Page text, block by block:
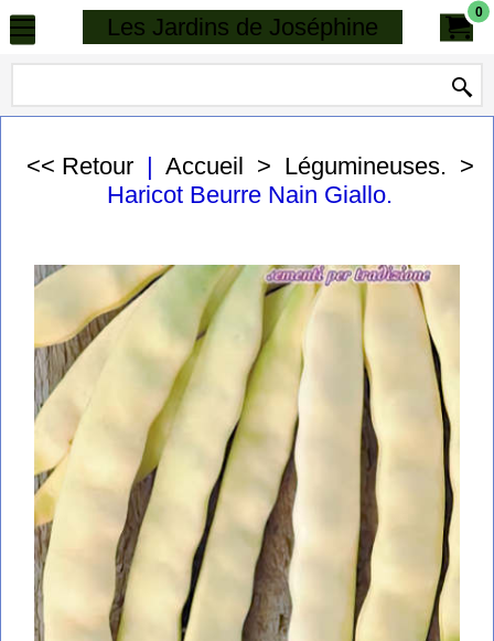
Les Jardins de Joséphine
0
<< Retour | Accueil > Légumineuses. >
Haricot Beurre Nain Giallo.